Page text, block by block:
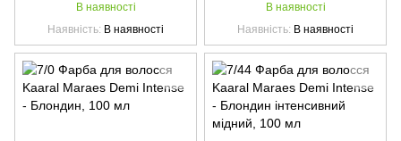
В наявності
Наявність В наявності
В наявності
Наявність В наявності